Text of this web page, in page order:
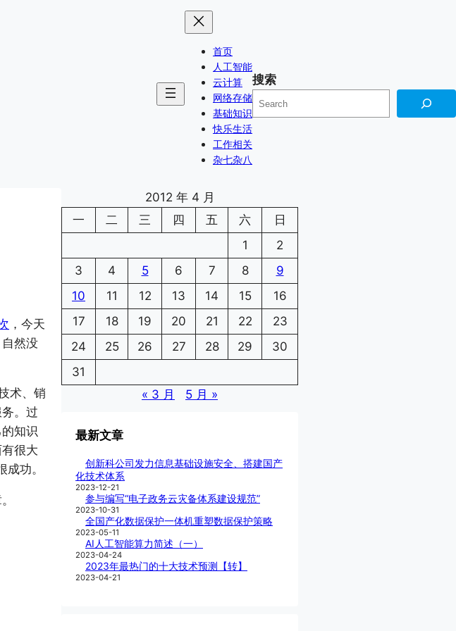
首页
人工智能
云计算
网络存储
基础知识
快乐生活
工作相关
杂七杂八
搜索
，今天
然没
术、销
。过
知识
很大
成功。
2012 年 4 月
一
二 三 四 五 六
日
1
2
3
4 5 6 7 8
9
10
11 12 13 14 15
16
17
18 19 20 21 22
23
24
25 26 27 28 29
30
31
« 3 月
5 月 »
最新文章
创新科公司发力信息基础设施安全、搭建国产
化技术体系
2023-12-21
参与编写“电子政务云灾备体系建设规范”
2023-10-31
全国产化数据保护一体机重塑数据保护策略
2023-05-11
AI人工智能算力简述（一）
2023-04-24
2023年最热门的十大技术预测【转】
2023-04-21